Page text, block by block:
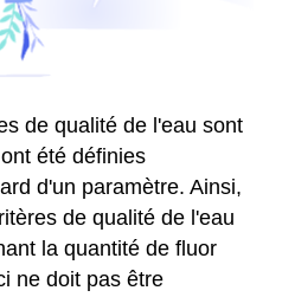
de qualité de l'eau sont
été définies
d'un paramètre. Ainsi,
de qualité de l'eau
la quantité de fluor
ne doit pas être